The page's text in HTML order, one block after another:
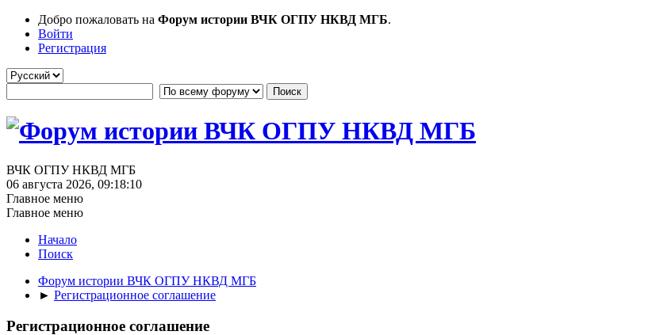
Добро пожаловать на Форум истории ВЧК ОГПУ НКВД МГБ.
Войти
Регистрация
ВЧК ОГПУ НКВД МГБ
06 августа 2026, 09:18:10
Главное меню
Главное меню
Начало
Поиск
Форум истории ВЧК ОГПУ НКВД МГБ
► Регистрационное соглашение
Регистрационное соглашение